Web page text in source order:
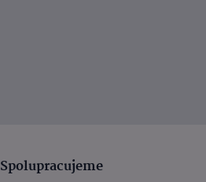
Spolupracujeme